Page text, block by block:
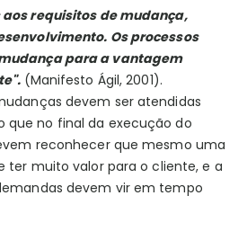
requisitos de mudança,
Os processos
para a vantagem
(Manifesto Ágil, 2001).
devem ser atendidas
que no final da execução do
reconhecer que mesmo uma
ter muito valor para o cliente, e a
devem vir em tempo